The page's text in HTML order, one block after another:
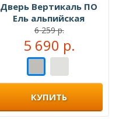
Дверь Вертикаль ПО
Ель альпийская
6 259 р.
5 690 р.
КУПИТЬ